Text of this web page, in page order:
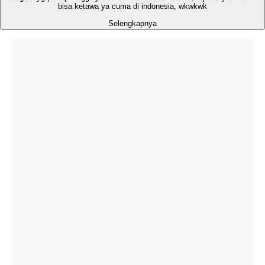
bisa ketawa ya cuma di indonesia, wkwkwk
Selengkapnya